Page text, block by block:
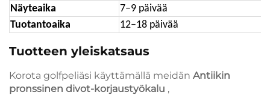
Näyteaika
7–9 päivää
Tuotantoaika
12–18 päivää
Tuotteen yleiskatsaus
Korota golfpeliäsi käyttämällä meidän Antiikin
pronssinen divot-korjaustyökalu ,